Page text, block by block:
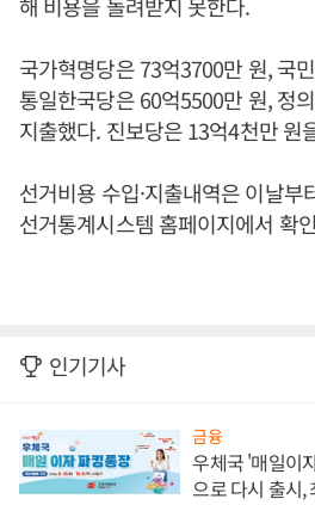
해 비용을 돌려받지 못한다.
국가혁명당은 73억3700만 원, 국
통일한국당은 60억5500만 원, 정
지출했다. 진보당은 13억4천만 원
선거비용 수입·지출내역은 이날부
선거통계시스템 홈페이지에서 확
인기기사
금융
우체국 '매일이
으로 다시 출시,